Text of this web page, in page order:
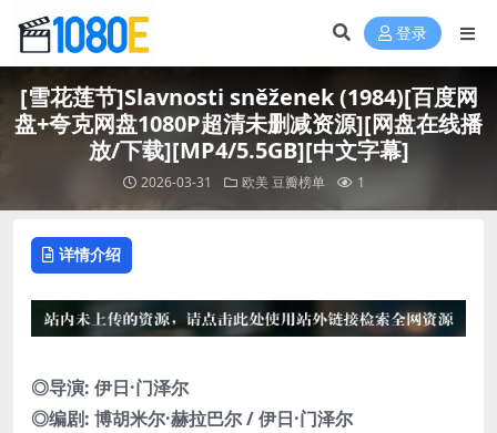
登录
[雪花莲节]Slavnosti sněženek (1984)[百度网
盘+夸克网盘1080P超清未删减资源][网盘在线播
放/下载][MP4/5.5GB][中文字幕]
2026-03-31 欧美豆瓣榜单 1
详情介绍
◎导演: 伊日·门泽尔
◎编剧: 博胡米尔·赫拉巴尔 / 伊日·门泽尔